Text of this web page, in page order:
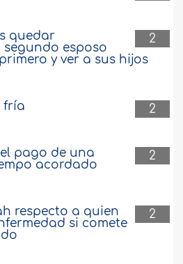
2
quedar
esposo
y ver a sus hijos
2
fría
2
pago de una
acordado
2
respecto a quien
si comete